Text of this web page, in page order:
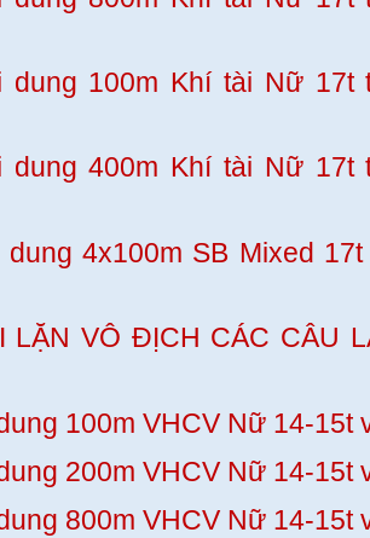
dung 100m Khí tài Nữ 17t
dung 400m Khí tài Nữ 17t
4x100m SB Mixed
LẶN VÔ ĐỊCH CÁC CÂU
100m VHCV Nữ 14-15t
200m VHCV Nữ 14-15t
800m VHCV Nữ 14-15t